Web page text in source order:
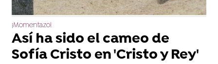
¡Momentazo!
Así ha sido el cameo de
Sofía Cristo en 'Cristo y Rey'